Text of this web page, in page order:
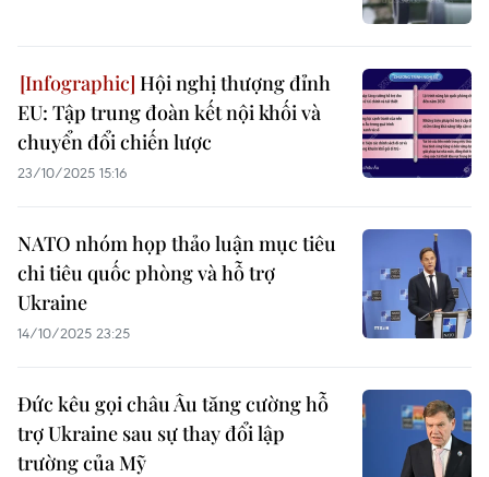
Hội nghị thượng đỉnh
EU: Tập trung đoàn kết nội khối và
chuyển đổi chiến lược
23/10/2025 15:16
NATO nhóm họp thảo luận mục tiêu
chi tiêu quốc phòng và hỗ trợ
Ukraine
14/10/2025 23:25
Đức kêu gọi châu Âu tăng cường hỗ
trợ Ukraine sau sự thay đổi lập
trường của Mỹ